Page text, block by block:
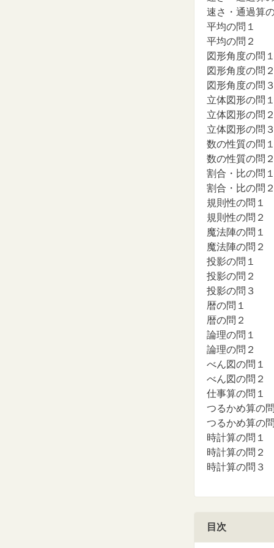
速さ・通過算
平均の問１
平均の問２
図形角度の問１
図形角度の問２
図形角度の問３
立体図形の問１
立体図形の問２
立体図形の問３
数の性質の問１
数の性質の問２
割合・比の問１
割合・比の問２
規則性の問１
規則性の問２
魔法陣の問１
魔法陣の問２
投影の問１
投影の問２
投影の問３
暦の問１
暦の問２
論理の問１
論理の問２
べん図の問１
べん図の問２
仕事算の問１
つるかめ算の問
つるかめ算の
時計算の問１
時計算の問２
時計算の問３
目次